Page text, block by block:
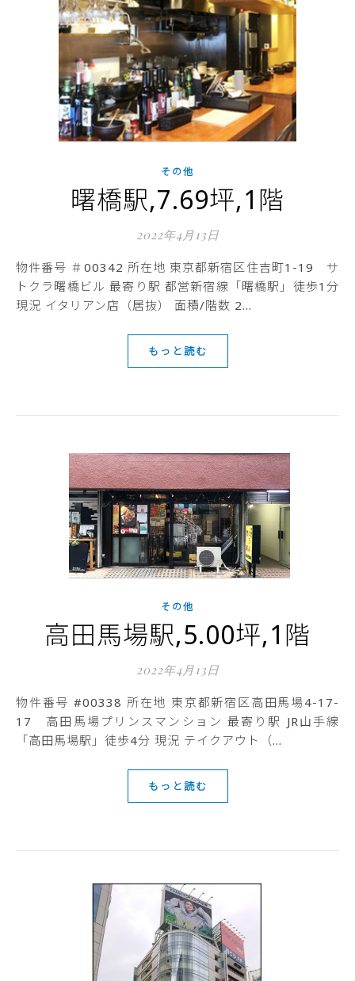
その他
曙橋駅,7.69坪,1階
2022年4月13日
物件番号 ＃00342 所在地 東京都新宿区住吉町1-19 サ
トクラ曙橋ビル 最寄り駅 都営新宿線「曙橋駅」徒歩1分
現況 イタリアン店（居抜） 面積/階数 2…
もっと読む
その他
高田馬場駅,5.00坪,1階
2022年4月13日
物件番号 #00338 所在地 東京都新宿区高田馬場4-17-
17 高田馬場プリンスマンション 最寄り駅 JR山手線
「高田馬場駅」徒歩4分 現況 テイクアウト（…
もっと読む